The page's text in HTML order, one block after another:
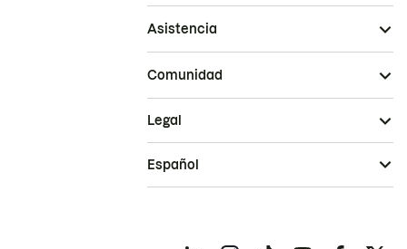
Asistencia
Comunidad
Legal
Español